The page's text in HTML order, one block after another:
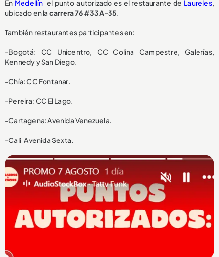
En Medellín, el punto autorizado es el restaurante de Laureles,
ubicado en la carrera 76 #33A-35.
También restaurantes participantes en:
-Bogotá: CC Unicentro, CC Colina Campestre, Galerías,
Kennedy y San Diego.
-Chía: CC Fontanar.
-Pereira: CC El Lago.
-Cartagena: Avenida Venezuela.
-Cali: Avenida Sexta.